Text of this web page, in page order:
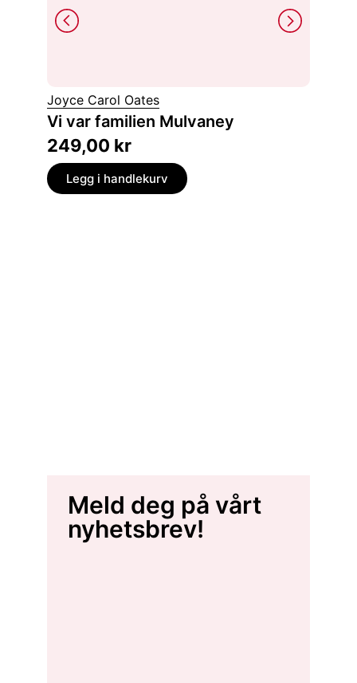
Joyce Carol Oates
Vi var familien Mulvaney
249,00 kr
Legg i handlekurv
Meld deg på vårt
nyhetsbrev!